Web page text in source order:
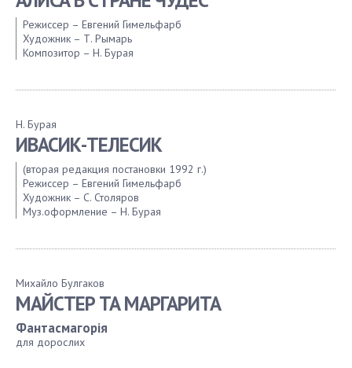
1975
1974
1973
1969
1968
1966
1965
1964
1962
1960
1959
1958
1957
1945
1944
1943
1939
Режиссер – Евгений Гимельфарб
Художник – Т. Рымарь
Композитор – Н. Бурая
Н. Бурая
ИВАСИК-ТЕЛЕСИК
(вторая редакция постановки 1992 г.)
Режиссер – Евгений Гимельфарб
Художник – С. Столяров
Муз.оформление – Н. Бурая
Михайло Булгаков
МАЙСТЕР ТА МАРГАРИТА
Фантасмагорія
для дорослих